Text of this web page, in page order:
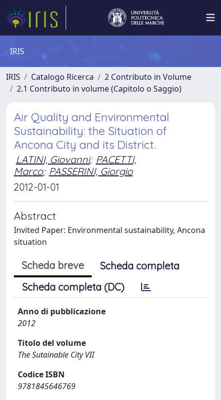
IRIS
IRIS Catalogo Ricerca
2 Contributo in Volume
2.1 Contributo in volume (Capitolo o Saggio)
Air Quality and Environmental
Sustainability: the Situation of
Ancona City and its District.
LATINI, Giovanni; PACETTI,
Marco; PASSERINI, Giorgio
2012-01-01
Abstract
Invited Paper: Environmental sustainability, Ancona
situation
Scheda breve
Scheda completa
Scheda completa (DC)
Anno di pubblicazione
2012
Titolo del volume
The Sutainable City VII
Codice ISBN
9781845646769